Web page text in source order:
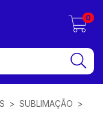
0
> SUBLIMAÇÃO >